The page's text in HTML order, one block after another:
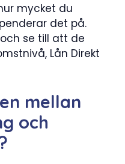
mycket du
det på.
se till att de
Lån Direkt
mellan
och